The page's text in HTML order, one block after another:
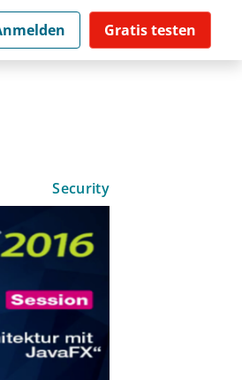
Gratis testen
Security